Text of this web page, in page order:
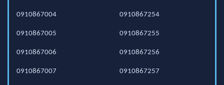
0910867004
0910867005
0910867006
0910867007
0910867254
0910867255
0910867256
0910867257